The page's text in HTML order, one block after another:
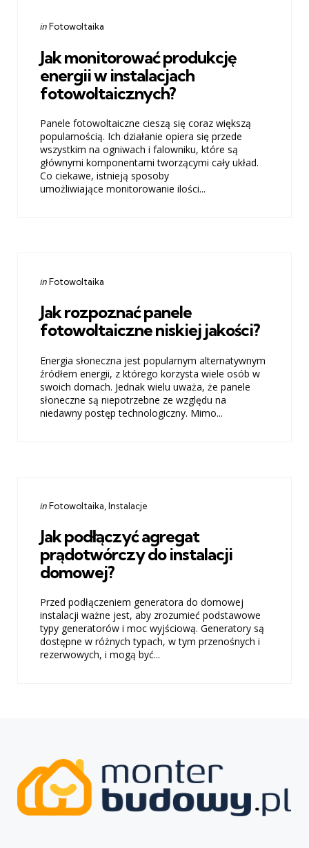
Categories
Posted
inFotowoltaika
Jak monitorować produkcję
energii w instalacjach
fotowoltaicznych?
Panele fotowoltaiczne cieszą się coraz większą
popularnością. Ich działanie opiera się przede
wszystkim na ogniwach i falowniku, które są
głównymi komponentami tworzącymi cały układ.
Co ciekawe, istnieją sposoby
umożliwiające monitorowanie ilości...
Categories
Posted
inFotowoltaika
Jak rozpoznać panele
fotowoltaiczne niskiej jakości?
Energia słoneczna jest popularnym alternatywnym
źródłem energii, z którego korzysta wiele osób w
swoich domach. Jednak wielu uważa, że ​​panele
słoneczne są niepotrzebne ze względu na
niedawny postęp technologiczny. Mimo...
Categories
Posted
inFotowoltaika Instalacje
Jak podłączyć agregat
prądotwórczy do instalacji
domowej?
Przed podłączeniem generatora do domowej
instalacji ważne jest, aby zrozumieć podstawowe
typy generatorów i moc wyjściową. Generatory są
dostępne w różnych typach, w tym przenośnych i
rezerwowych, i mogą być...